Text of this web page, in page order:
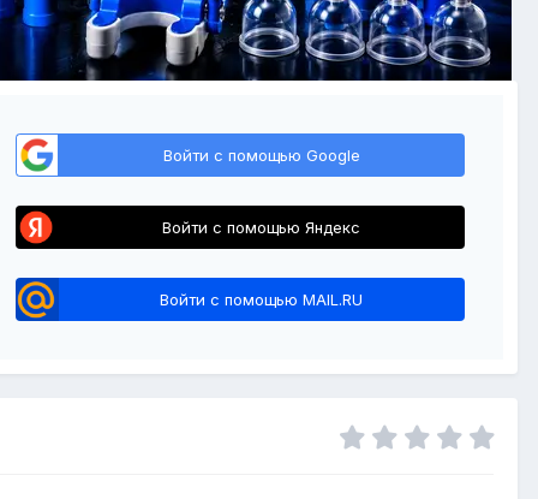
Войти с помощью Google
Войти с помощью Яндекс
Войти с помощью MAIL.RU